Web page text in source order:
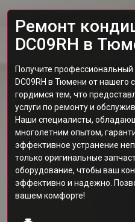
Ремонт
DC09RH в
Получите
DC09RH в Тюмени от нашего
гордимся тем, что
услуги по ремонту и
Наши специалисты,
многолетним опытом,
эффективное устранение
только оригинальные
оборудование, чтобы ваш
эффективно и надежно.
вашем комфорте!